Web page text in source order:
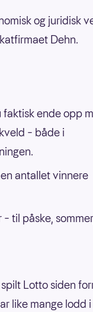
og juridisk
Dehn.
ende opp
– både i
antallet vinnere
til påske,
Lotto siden
like mange lodd